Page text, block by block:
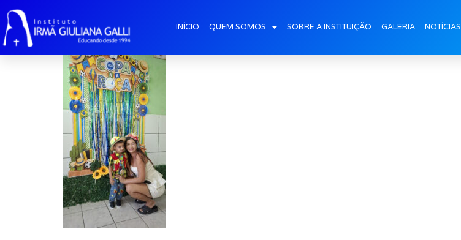
INÍCIO QUEM SOMOS SOBRE A INSTITUIÇÃO GALERIA NOTÍCIAS
Arraia2026 (2)